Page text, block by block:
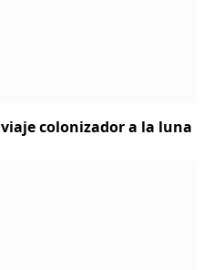
colonizador a la luna